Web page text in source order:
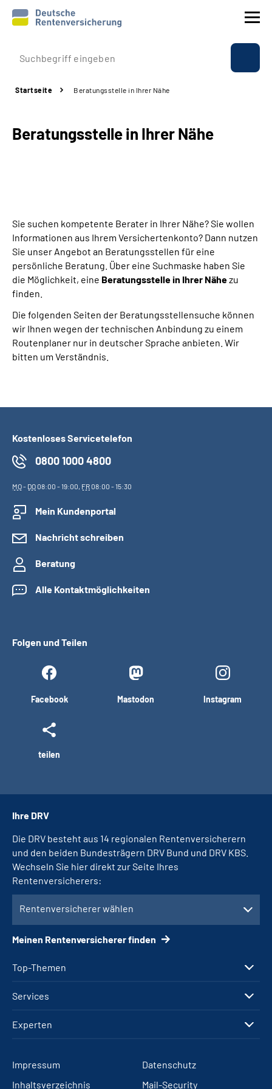
Prävention
Rente
Über uns & Presse
Online-Services
Suche
Language
Startseite Beratungsstelle in Ihrer Nähe
Beratungsstelle in Ihrer Nähe
Sie suchen kompetente Berater in Ihrer Nähe? Sie wollen
Informationen aus Ihrem Versichertenkonto? Dann nutzen
Sie unser Angebot an Beratungsstellen für eine
persönliche Beratung. Über eine Suchmaske haben Sie
die Möglichkeit, eine Beratungsstelle in Ihrer Nähezu
finden.
Die folgenden Seiten der Beratungsstellensuche können
wir Ihnen wegen der technischen Anbindung zu einem
Routenplaner nur in deutscher Sprache anbieten. Wir
bitten um Verständnis.
Kostenloses Servicetelefon
0800 1000 4800
MO- DO08:00 - 19:00, FR08:00 - 15:30
Mein Kundenportal
Nachricht schreiben
Beratung
Alle Kontaktmöglichkeiten
Folgen und Teilen
Facebook Mastodon Instagram
teilen
Top-Themen
Services
Experten
Ihre DRV
Die DRV besteht aus 14 regionalen Rentenversicherern
und den beiden Bundesträgern DRV Bund und DRV KBS.
Wechseln Sie hier direkt zur Seite Ihres
Rentenversicherers:
Rentenversicherer wählen
Meinen Rentenversicherer finden
Impressum
Datenschutz
Inhaltsverzeichnis
Mail-Security